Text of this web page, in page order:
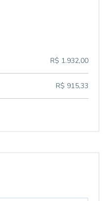
R$ 1.932,00
R$ 915,33